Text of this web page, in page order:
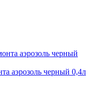
аэрозоль черный 0,4л